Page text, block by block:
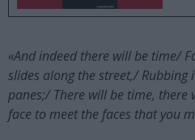
«And indeed there will be time/
slides along the street,/ Rubbing
panes;/ There will be time,
face to meet the faces that you